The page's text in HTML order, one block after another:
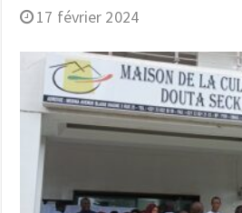
17 février 2024